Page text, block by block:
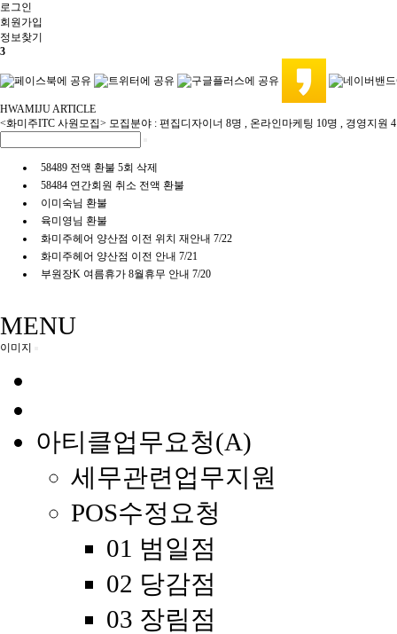
로그인
회원 가입
정보찾기
3
HWAMIJU ARTICLE
<화미주ITC 사원모집> 모집분야 : 편집디자이너 8명 , 온라인마케팅 10명 , 경영지원
58489 전액 환불 5회 삭제
58484 연간회원 취소 전액 환불
이미숙님 환불
육미영님 환불
화미주헤어 양산점 이전 위치 재안내 7/22
화미주헤어 양산점 이전 안내 7/21
부원장K 여름휴가 8월휴무 안내 7/20
MENU
이미지
아티클업무요청(A)
세무관련업무지원
POS수정요청
01 범일점
02 당감점
03 장림점